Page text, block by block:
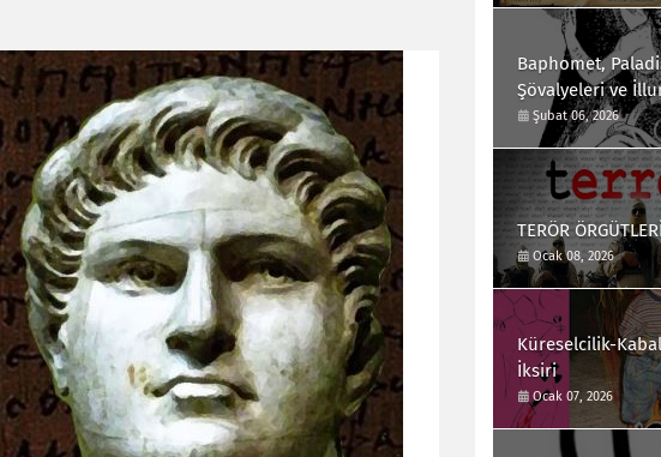
Baphomet,
Şövalyeleri ve
Şubat 06, 2026
TERÖR
Ocak 08, 2026
Küreselcilik-
İksiri
Ocak 07, 2026